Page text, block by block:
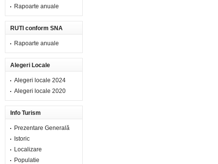
Rapoarte anuale
RUTI conform SNA
Rapoarte anuale
Alegeri Locale
Alegeri locale 2024
Alegeri locale 2020
Info Turism
Prezentare Generală
Istoric
Localizare
Populatie